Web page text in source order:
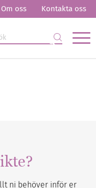
Om oss Kontakta oss
ni behöver inför er